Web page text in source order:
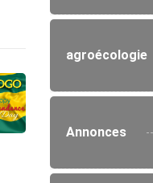
agroécologie
Annonces